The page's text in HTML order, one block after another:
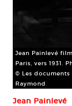
Jean Painlevé
Paris, vers 1931.
© Les
Raymond
Jean Painlevé